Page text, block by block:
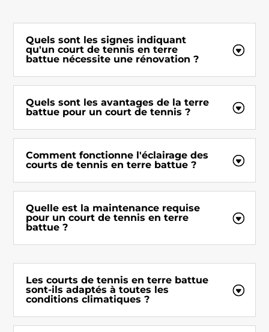
Quels sont les signes indiquant
qu'un court de tennis en terre
battue nécessite une rénovation ?
Quels sont les avantages de la terre
battue pour un court de tennis ?
Comment fonctionne l'éclairage des
courts de tennis en terre battue ?
Quelle est la maintenance requise
pour un court de tennis en terre
battue ?
Les courts de tennis en terre battue
sont-ils adaptés à toutes les
conditions climatiques ?